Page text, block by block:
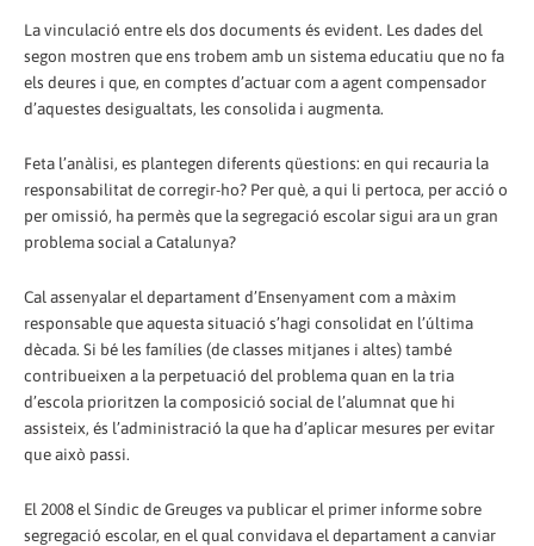
La vinculació entre els dos documents és evident. Les dades del
segon mostren que ens trobem amb un sistema educatiu que no fa
els deures i que, en comptes d’actuar com a agent compensador
d’aquestes desigualtats, les consolida i augmenta.
Feta l’anàlisi, es plantegen diferents qüestions: en qui recauria la
responsabilitat de corregir-ho? Per què, a qui li pertoca, per acció o
per omissió, ha permès que la segregació escolar sigui ara un gran
problema social a Catalunya?
Cal assenyalar el departament d’Ensenyament com a màxim
responsable que aquesta situació s’hagi consolidat en l’última
dècada. Si bé les famílies (de classes mitjanes i altes) també
contribueixen a la perpetuació del problema quan en la tria
d’escola prioritzen la composició social de l’alumnat que hi
assisteix, és l’administració la que ha d’aplicar mesures per evitar
que això passi.
El 2008 el Síndic de Greuges va publicar el primer informe sobre
segregació escolar, en el qual convidava el departament a canviar